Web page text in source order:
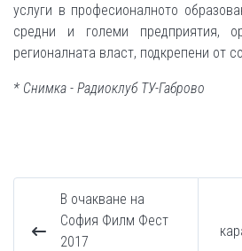
услуги в професионалното
средни и големи предприятия,
регионалната власт, подкрепени от
* Снимка - Радиоклуб ТУ-Габрово
В очакване на
София Филм Фест
2017